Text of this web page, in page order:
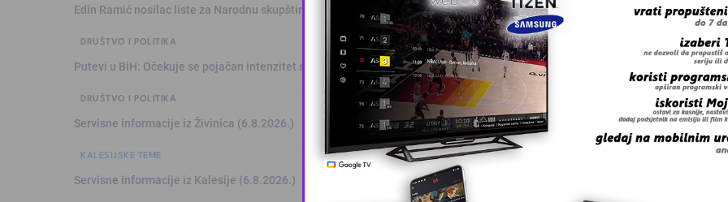
Edin Ramić nosilac liste za Narodnu skupštinu RS-a, Ramiz Salkić id …
DRUŠTVO I POLITIKA
Putevi u BiH: Očekuje se pojačan intenzitet saobraćaja
DRUŠTVO I POLITIKA
Servisne informacije iz Živinica (6.8.2026.)
KALESIJSKE TEME
Servisne informacije iz Kalesije (6.8.2026.)